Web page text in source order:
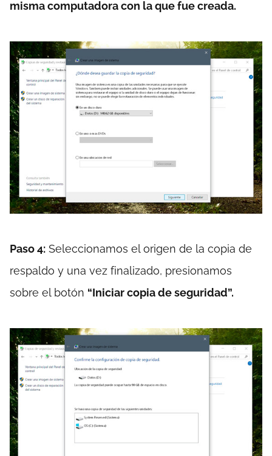
misma computadora con la que fue creada.
Paso 4: Seleccionamos el origen de la copia de
respaldo y una vez finalizado, presionamos
sobre el botón “Iniciar copia de seguridad”.